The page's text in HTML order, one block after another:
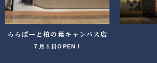
ららぽーと柏の葉キャンパス店
７月１日OPEN！